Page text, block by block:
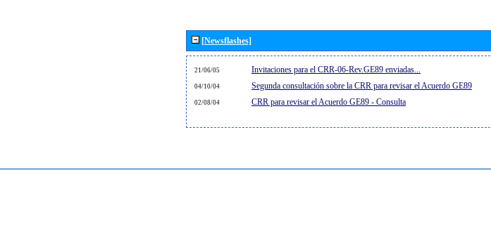
[Newsflashes]
21/06/05 Invitaciones para el CRR-06-Rev.GE89 enviadas...
04/10/04 Segunda consultación sobre la CRR para revisar el Acuerdo GE89
02/08/04 CRR para revisar el Acuerdo GE89 - Consulta